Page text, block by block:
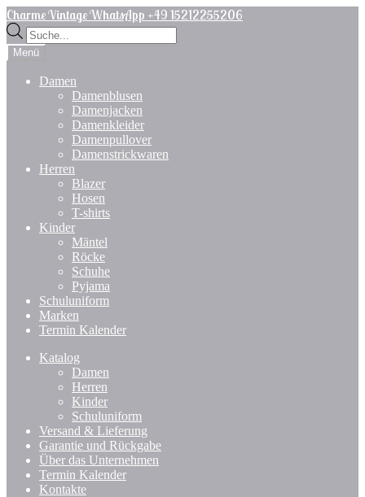
Zur
Navigation
springen
Zum
Inhalt
springen
Charme Vintage WhatsApp +49 15212255206
Products
search
Menü
Damen
Damenblusen
Damenjacken
Damenkleider
Damenpullover
Damenstrickwaren
Herren
Blazer
Hosen
T-shirts
Kinder
Mäntel
Röcke
Schuhe
Pyjama
Schuluniform
Marken
Termin Kalender
Katalog
Damen
Herren
Kinder
Schuluniform
Versand & Lieferung
Garantie und Rückgabe
Über das Unternehmen
Termin Kalender
Kontakte